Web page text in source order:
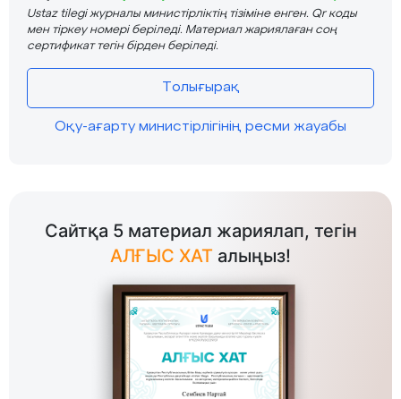
Ustaz tilegi журналы министірліктің тізіміне енген. Qr коды
мен тіркеу номері беріледі. Материал жариялаған соң
сертификат тегін бірден беріледі.
Толығырақ
Оқу-ағарту министірлігінің ресми жауабы
Сайтқа 5 материал жариялап, тегін
АЛҒЫС ХАТ алыңыз!